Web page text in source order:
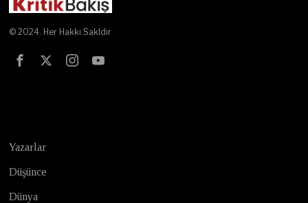
© 2024. Her Hakkı Sakldır
Yazarlar
Düşünce
Dünya